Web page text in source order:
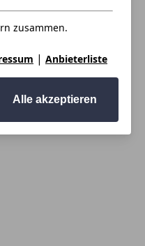
zusammen.
| Anbieterliste
Alle akzeptieren